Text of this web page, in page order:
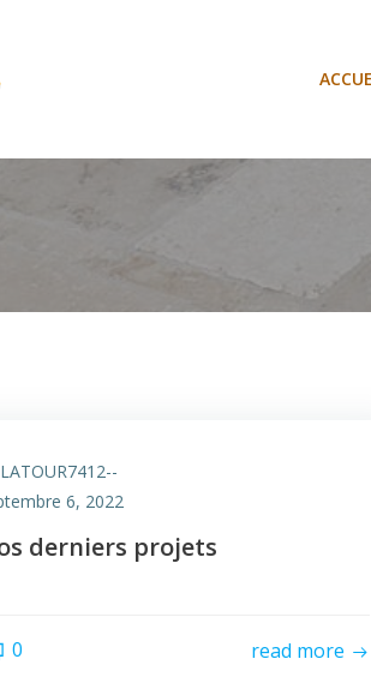
LATOUR7412--
6, 2022
derniers projets
0 read more